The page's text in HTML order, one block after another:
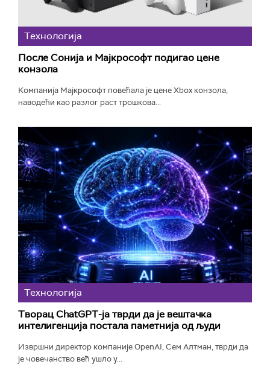
Технологијa
После Сонија и Мајкрософт подигао цене
конзола
Компанија Мајкрософт повећала је цене Xbox конзола,
наводећи као разлог раст трошкова...
Технологијa
Творац ChatGPT-ја тврди да је вештачка
интелигенција постала паметнија од људи
Извршни директор компаније OpenAI, Сем Алтман, тврди да
је човечанство већ ушло у...